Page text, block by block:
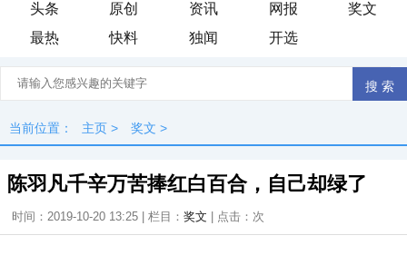
头条 原创 资讯 网报
奖文
最热
快料 独闻 开选
当前位置： 主页 > 奖文 >
陈羽凡千辛万苦捧红白百合，自己却绿了
时间：2019-10-20 13:25 | 栏目： 奖文 | 点击： 次